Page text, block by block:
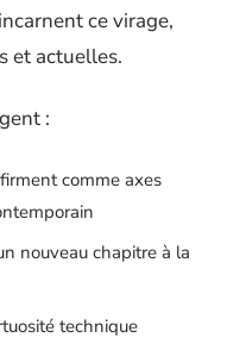
incarnent ce virage,
et actuelles.
:
comme axes
nouveau chapitre à la
technique